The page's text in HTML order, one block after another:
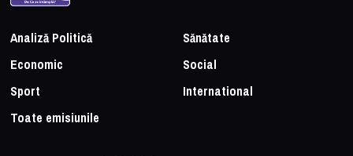
Analiză Politică
Sănătate
Economic
Social
Sport
International
Toate emisiunile